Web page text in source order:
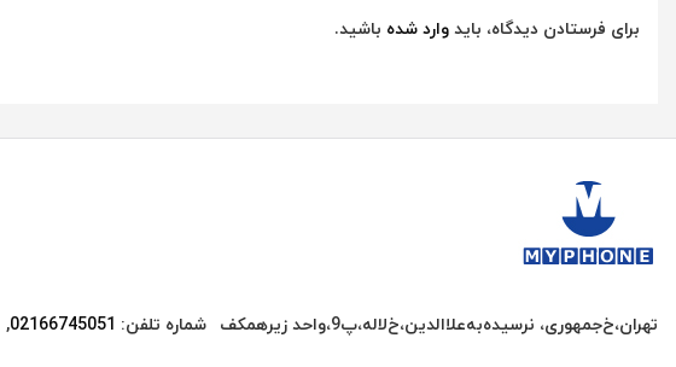
برای فرستادن دیدگاه، باید وارد شده باشید.
تهران،خ‌جمهوری، نرسیده‌به‌علاالدین،‌خ‌لاله،‌پ9،واحد زیرهمکف شماره تلفن: 02166745051‌
,